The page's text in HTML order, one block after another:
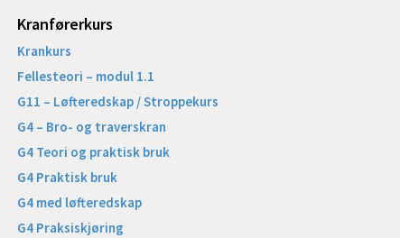
Kranførerkurs
Krankurs
Fellesteori – modul 1.1
G11 – Løfteredskap / Stroppekurs
G4 – Bro- og traverskran
G4 Teori og praktisk bruk
G4 Praktisk bruk
G4 med løfteredskap
G4 Praksiskjøring